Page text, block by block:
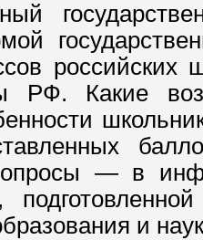
российских
РФ. Какие
— в
и